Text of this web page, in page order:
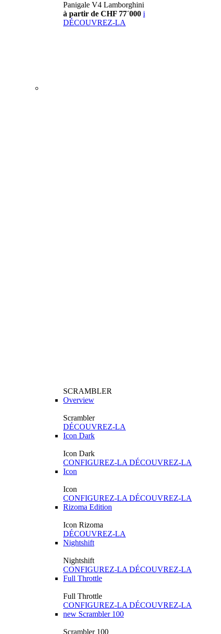
Panigale V4 Lamborghini
à partir de CHF 77´000 i
DÉCOUVREZ-LA
SCRAMBLER
Overview
Scrambler
DÉCOUVREZ-LA
Icon Dark
Icon Dark
CONFIGUREZ-LA DÉCOUVREZ-LA
Icon
Icon
CONFIGUREZ-LA DÉCOUVREZ-LA
Rizoma Edition
Icon Rizoma
DÉCOUVREZ-LA
Nightshift
Nightshift
CONFIGUREZ-LA DÉCOUVREZ-LA
Full Throttle
Full Throttle
CONFIGUREZ-LA DÉCOUVREZ-LA
new Scrambler 100
Scrambler 100